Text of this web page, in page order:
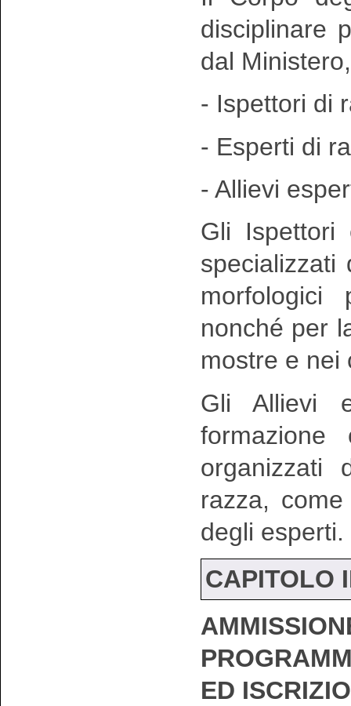
disciplinare
dal
- Ispettori di
- Esperti di
- Allievi
Gli
specializzati
morfologici
nonché per
mostre e
Gli Allievi
organizzati
razza,
degli esperti.
CAPITOLO
ED